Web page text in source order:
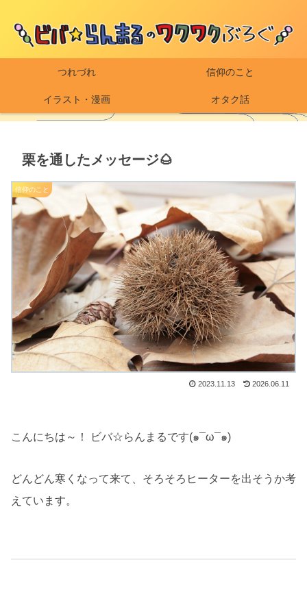
つれづれ 信仰のこと
イラスト・漫画 オタク話
栗を通したメッセージ🌰
信仰のこと
2023.11.13 2026.06.11
こんにちは～！ ビバ☆らんまるです(๑¯ω¯๑)
どんどん寒くなって来て、そろそろヒーターを出そうか考
えています。